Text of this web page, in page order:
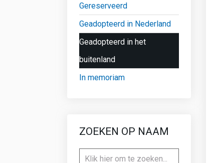
Gereserveerd
Geadopteerd in Nederland
Geadopteerd in het
buitenland
In memoriam
ZOEKEN OP NAAM